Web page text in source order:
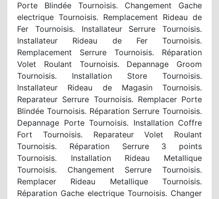
Porte Blindée Tournoisis. Changement Gache
electrique Tournoisis. Remplacement Rideau de
Fer Tournoisis. Installateur Serrure Tournoisis.
Installateur Rideau de Fer Tournoisis.
Remplacement Serrure Tournoisis. Réparation
Volet Roulant Tournoisis. Depannage Groom
Tournoisis. Installation Store Tournoisis.
Installateur Rideau de Magasin Tournoisis.
Reparateur Serrure Tournoisis. Remplacer Porte
Blindée Tournoisis. Réparation Serrure Tournoisis.
Depannage Porte Tournoisis. Installation Coffre
Fort Tournoisis. Reparateur Volet Roulant
Tournoisis. Réparation Serrure 3 points
Tournoisis. Installation Rideau Metallique
Tournoisis. Changement Serrure Tournoisis.
Remplacer Rideau Metallique Tournoisis.
Réparation Gache electrique Tournoisis. Changer